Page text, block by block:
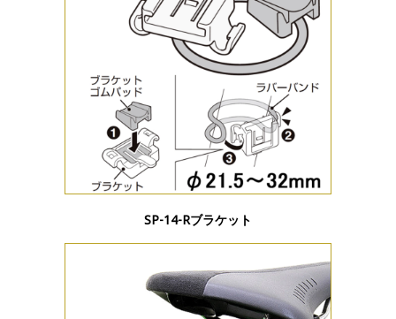
SP-14-Rブラケット